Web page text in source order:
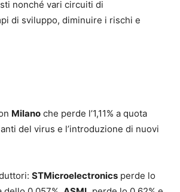
nonché vari circuiti di
di sviluppo, diminuire i rischi e
Milano che perde l’1,11% a quota
del virus e l’introduzione di nuovi
STMicroelectronics perde lo